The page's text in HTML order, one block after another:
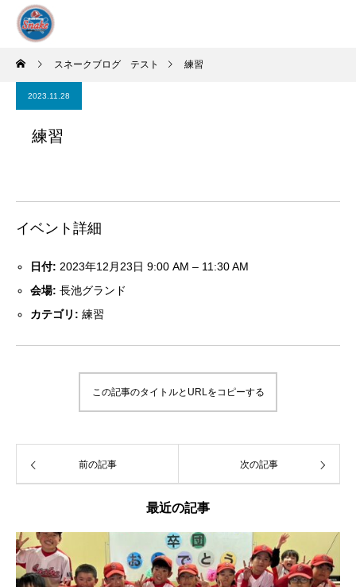
スネークブログ テスト 練習
2023.11.28
練習
イベント詳細
日付: 2023年12月23日 9:00 AM – 11:30 AM
会場: 長池グランド
カテゴリ: 練習
この記事のタイトルとURLをコピーする
前の記事 次の記事
最近の記事